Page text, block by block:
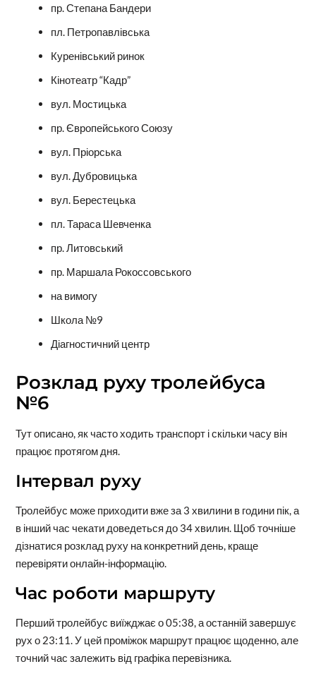
пр. Степана Бандери
пл. Петропавлівська
Куренівський ринок
Кінотеатр “Кадр”
вул. Мостицька
пр. Європейського Союзу
вул. Пріорська
вул. Дубровицька
вул. Берестецька
пл. Тараса Шевченка
пр. Литовський
пр. Маршала Рокоссовського
на вимогу
Школа №9
Діагностичний центр
Розклад руху тролейбуса
№6
Тут описано, як часто ходить транспорт і скільки часу він
працює протягом дня.
Інтервал руху
Тролейбус може приходити вже за 3 хвилини в години пік, а
в інший час чекати доведеться до 34 хвилин. Щоб точніше
дізнатися розклад руху на конкретний день, краще
перевіряти онлайн-інформацію.
Час роботи маршруту
Перший тролейбус виїжджає о 05:38, а останній завершує
рух о 23:11. У цей проміжок маршрут працює щоденно, але
точний час залежить від графіка перевізника.